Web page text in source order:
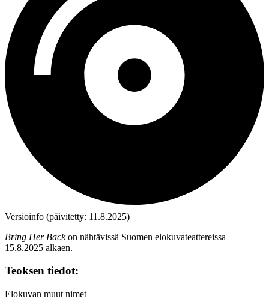
Versioinfo (päivitetty: 11.8.2025)
Bring Her Backon nähtävissä Suomen elokuvateattereissa
15.8.2025 alkaen.
Teoksen tiedot:
Elokuvan muut nimet